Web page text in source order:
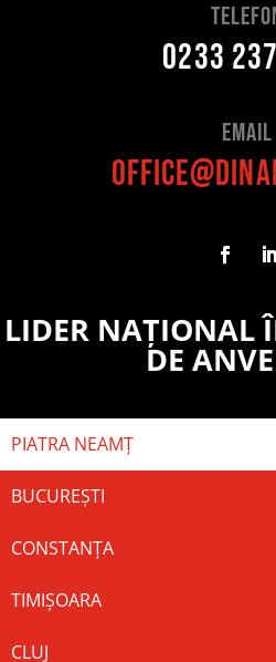
0233
Email
LIDER NAȚIONAL
DE
PIATRA NEAMȚ
BUCUREȘTI
CONSTANȚA
TIMIȘOARA
CLUJ